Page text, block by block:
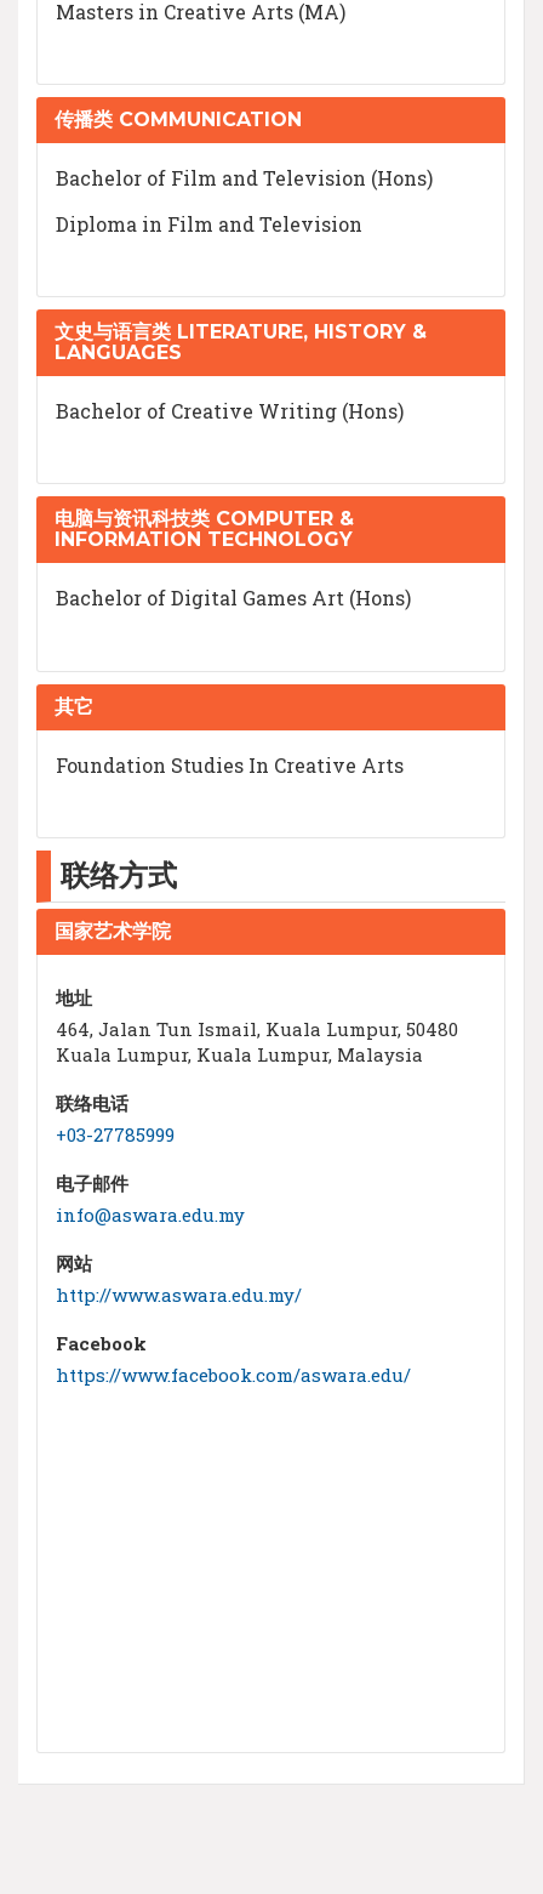
Masters in Creative Arts (MA)
传播类 COMMUNICATION
Bachelor of Film and Television (Hons)
Diploma in Film and Television
文史与语言类 LITERATURE, HISTORY &
LANGUAGES
Bachelor of Creative Writing (Hons)
电脑与资讯科技类 COMPUTER &
INFORMATION TECHNOLOGY
Bachelor of Digital Games Art (Hons)
其它
Foundation Studies In Creative Arts
联络方式
国家艺术学院
地址
464, Jalan Tun Ismail, Kuala Lumpur, 50480
Kuala Lumpur, Kuala Lumpur, Malaysia
联络电话
+03-27785999
电子邮件
info@aswara.edu.my
网站
http://www.aswara.edu.my/
Facebook
https://www.facebook.com/aswara.edu/